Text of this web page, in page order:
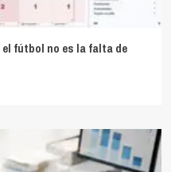
fútbol no es la falta de